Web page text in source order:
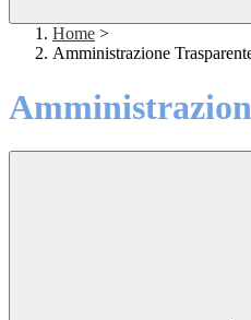
Home >
Amministrazione